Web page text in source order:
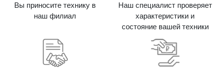
Вы приносите технику в
наш филиал
Наш специалист проверяет
характеристики и
состояние вашей техники